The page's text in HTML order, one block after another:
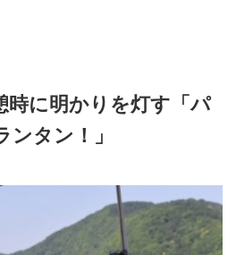
時に明かりを灯す「パ
タン！」